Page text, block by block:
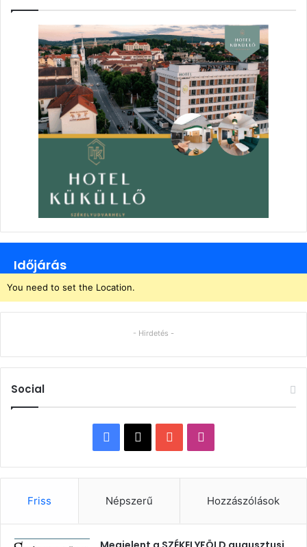
Időjárás
You need to set the Location.
- Hirdetés -
Social
Facebook
X YouTube
Friss Népszerű Hozzászólások